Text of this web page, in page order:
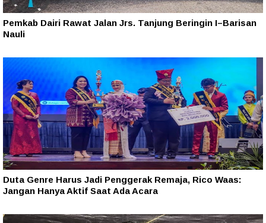
Pemkab Dairi Rawat Jalan Jrs. Tanjung Beringin I–Barisan
Nauli
Duta Genre Harus Jadi Penggerak Remaja, Rico Waas:
Jangan Hanya Aktif Saat Ada Acara